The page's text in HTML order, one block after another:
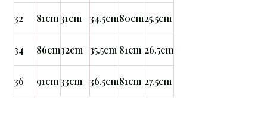
32 81cm 31cm 34.5cm80cm25.5cm
34 86cm32cm 35.5cm 81cm 26.5cm
36 91cm 33cm 36.5cm81cm 27.5cm